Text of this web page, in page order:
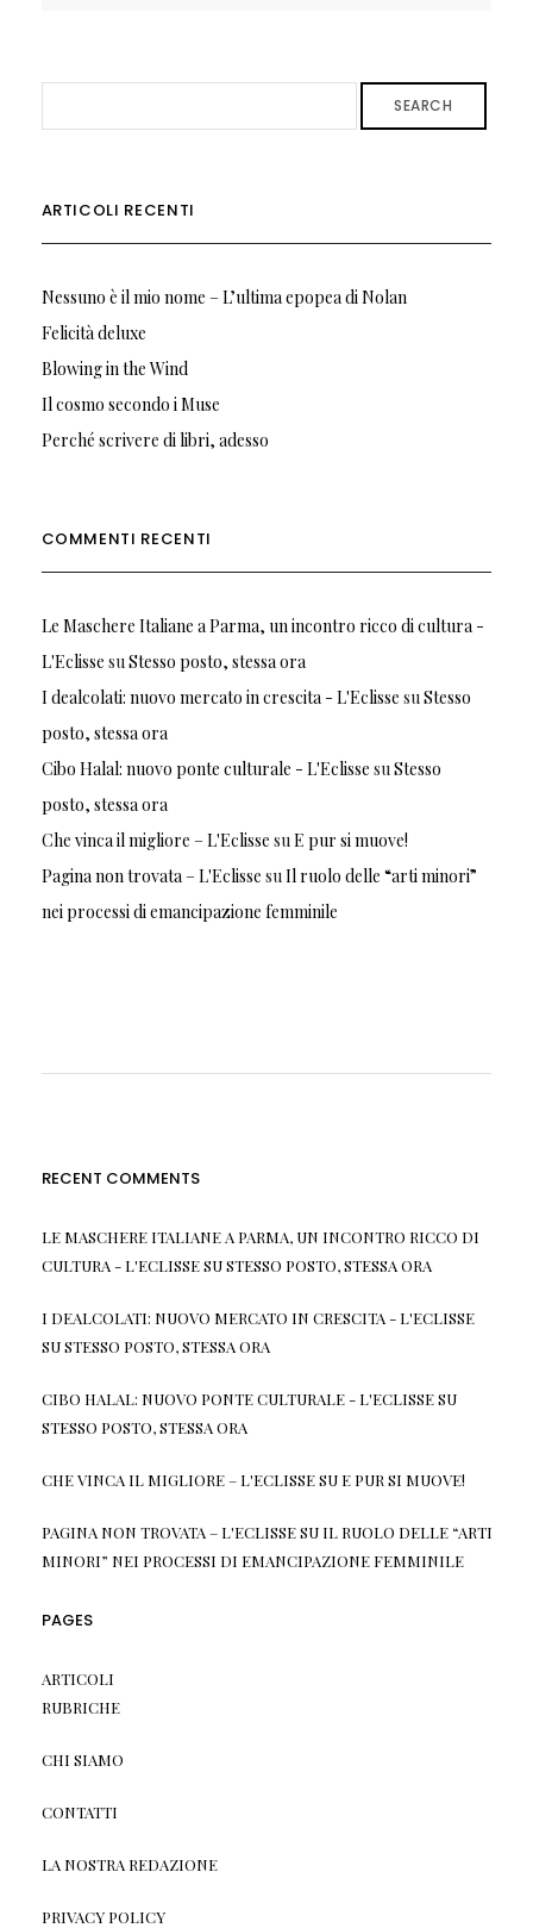
SEARCH
ARTICOLI RECENTI
Nessuno è il mio nome – L’ultima epopea di Nolan
Felicità deluxe
Blowing in the Wind
Il cosmo secondo i Muse
Perché scrivere di libri, adesso
COMMENTI RECENTI
Le Maschere Italiane a Parma, un incontro ricco di cultura -
L'Eclisse su Stesso posto, stessa ora
I dealcolati: nuovo mercato in crescita - L'Eclisse su Stesso
posto, stessa ora
Cibo Halal: nuovo ponte culturale - L'Eclisse su Stesso
posto, stessa ora
Che vinca il migliore – L'Eclisse su E pur si muove!
Pagina non trovata – L'Eclisse su Il ruolo delle “arti minori”
nei processi di emancipazione femminile
RECENT COMMENTS
LE MASCHERE ITALIANE A PARMA, UN INCONTRO RICCO DI
CULTURA - L'ECLISSESUSTESSO POSTO, STESSA ORA
I DEALCOLATI: NUOVO MERCATO IN CRESCITA - L'ECLISSE
SUSTESSO POSTO, STESSA ORA
CIBO HALAL: NUOVO PONTE CULTURALE - L'ECLISSESU
STESSO POSTO, STESSA ORA
CHE VINCA IL MIGLIORE – L'ECLISSESU E PUR SI MUOVE!
PAGINA NON TROVATA – L'ECLISSESU IL RUOLO DELLE “ARTI
MINORI” NEI PROCESSI DI EMANCIPAZIONE FEMMINILE
PAGES
ARTICOLI
RUBRICHE
CHI SIAMO
CONTATTI
LA NOSTRA REDAZIONE
PRIVACY POLICY